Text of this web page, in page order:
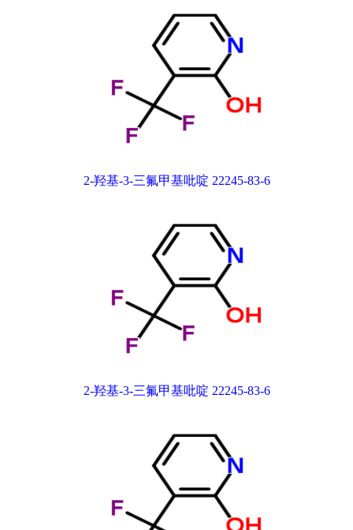
2-羟基-3-三氟甲基吡啶 22245-83-6
2-羟基-3-三氟甲基吡啶 22245-83-6